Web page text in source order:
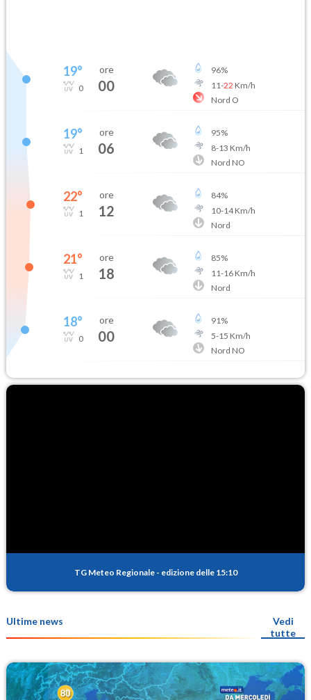
19°
0
ore
00
96%
11-22 Km/h
Nord O
19°
1
ore
06
95%
8-13 Km/h
Nord NO
22°
1
ore
12
84%
10-14Km/h
Nord
21°
1
ore
18
85%
11-16Km/h
Nord
18°
0
ore
00
91%
5-15 Km/h
Nord NO
TG Meteo Regionale - edizione delle 15:10
Ultime news
Vedi
tutte